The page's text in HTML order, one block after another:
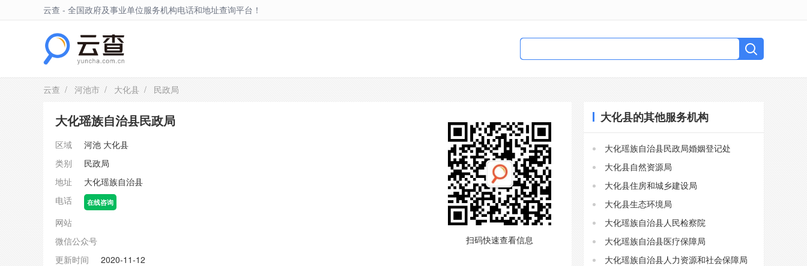
云查 - 全国政府及事业单位服务机构电话和地址查询平台！
云查/河池市/大化县/ 民政局
大化瑶族自治县民政局
区域 河池 大化县
类别
民政局
地址
大化瑶族自治县
电话
在线咨询
网站
微信公众号
更新时间
2020-11-12
扫码快速查看信息
大化县的其他服务机构
大化瑶族自治县民政局婚姻登记处
大化县自然资源局
大化县住房和城乡建设局
大化县生态环境局
大化瑶族自治县人民检察院
大化瑶族自治县医疗保障局
大化瑶族自治县人力资源和社会保障局